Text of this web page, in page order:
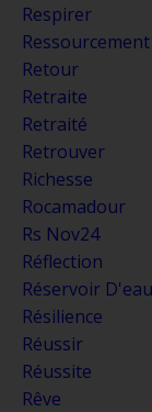
Respirer
Ressourcement
Retour
Retraite
Retraité
Retrouver
Richesse
Rocamadour
Rs Nov24
Réflection
Réservoir D'eau
Résilience
Réussir
Réussite
Rêve